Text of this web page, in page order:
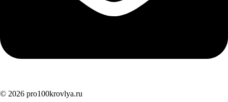
© 2026 pro100krovlya.ru